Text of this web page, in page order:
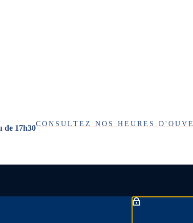
de 17h30CONSULTEZ NOS HEURES